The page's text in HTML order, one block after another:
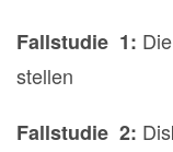
Fallstudie 1:
stellen
Fallstudie 2: